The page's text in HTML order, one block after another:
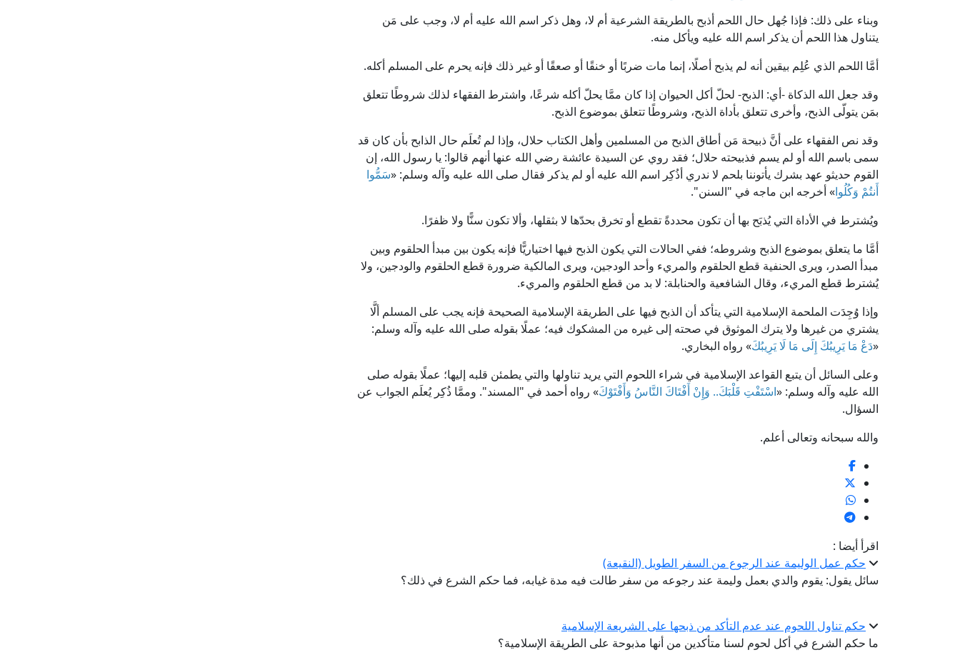
وبناء على ذلك: فإذا جُهل حال اللحم أذبح بالطريقة الشرعية أم لا، وهل ذكر اسم الله عليه أم لا، وجب على مَن
يتناول هذا اللحم أن يذكر اسم الله عليه ويأكل منه.
أمَّا اللحم الذي عُلِم بيقين أنه لم يذبح أصلًا، إنما مات ضربًا أو خنقًا أو صعقًا أو غير ذلك فإنه يحرم على المسلم أكله.
وقد جعل الله الذكاة -أي: الذبح- لحلّ أكل الحيوان إذا كان ممَّا يحلّ أكله شرعًا، واشترط الفقهاء لذلك شروطًا تتعلق
بمَن يتولّى الذبح، وأخرى تتعلق بأداة الذبح، وشروطًا تتعلق بموضوع الذبح.
وقد نص الفقهاء على أنَّ ذبيحة مَن أطاق الذبح من المسلمين وأهل الكتاب حلال، وإذا لم تُعلَم حال الذابح بأن كان قد
سمى باسم الله أو لم يسم فذبيحته حلال؛ فقد روي عن السيدة عائشة رضي الله عنها أنهم قالوا: يا رسول الله، إن
القوم حديثو عهد بشرك يأتوننا بلحم لا ندري أذُكِر اسم الله عليه أو لم يذكر فقال صلى الله عليه وآله وسلم: «سَمُّوا
أَنتُمْ وَكُلُوا» أخرجه ابن ماجه في "السنن".
ويُشترط في الأداة التي يُذبَح بها أن تكون محددةً تقطع أو تخرق بحدّها لا بثقلها، وألا تكون سنًّا ولا ظفرًا.
أمَّا ما يتعلق بموضوع الذبح وشروطه؛ ففي الحالات التي يكون الذبح فيها اختياريًّا فإنه يكون بين مبدأ الحلقوم وبين
مبدأ الصدر، ويرى الحنفية قطع الحلقوم والمريء وأحد الودجين، ويرى المالكية ضرورة قطع الحلقوم والودجين، ولا
يُشترط قطع المريء، وقال الشافعية والحنابلة: لا بد من قطع الحلقوم والمريء.
وإذا وُجِدَت الملحمة الإسلامية التي يتأكد أن الذبح فيها على الطريقة الإسلامية الصحيحة فإنه يجب على المسلم ألَّا
يشتري من غيرها ولا يترك الموثوق في صحته إلى غيره من المشكوك فيه؛ عملًا بقوله صلى الله عليه وآله وسلم:
«دَعْ مَا يَرِيبُكَ إِلَى مَا لَا يَرِيبُكَ» رواه البخاري.
وعلى السائل أن يتبع القواعد الإسلامية في شراء اللحوم التي يريد تناولها والتي يطمئن قلبه إليها؛ عملًا بقوله صلى
الله عليه وآله وسلم: «اسْتَفْتِ قَلْبَكَ.. وَإِنْ أَفْتَاكَ النَّاسُ وَأَفْتَوْكَ» رواه أحمد في "المسند". وممَّا ذُكِر يُعلَم الجواب عن
السؤال.
والله سبحانه وتعالى أعلم.
اقرأ أيضا :
حكم عمل الوليمة عند الرجوع من السفر الطويل (النقيعة)
سائل يقول: يقوم والدي بعمل وليمة عند رجوعه من سفر طالت فيه مدة غيابه، فما حكم الشرع في ذلك؟
حكم تناول اللحوم عند عدم التأكد من ذبحها على الشريعة الإسلامية
ما حكم الشرع في أكل لحوم لسنا متأكدين من أنها مذبوحة على الطريقة الإسلامية؟